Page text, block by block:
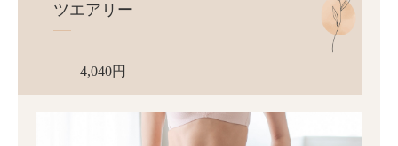
ツエアリー
4,040円